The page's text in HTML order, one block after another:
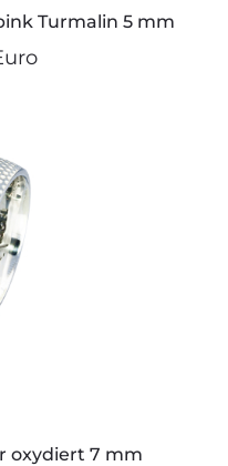
Turmalin 5 mm
oxydiert 7 mm